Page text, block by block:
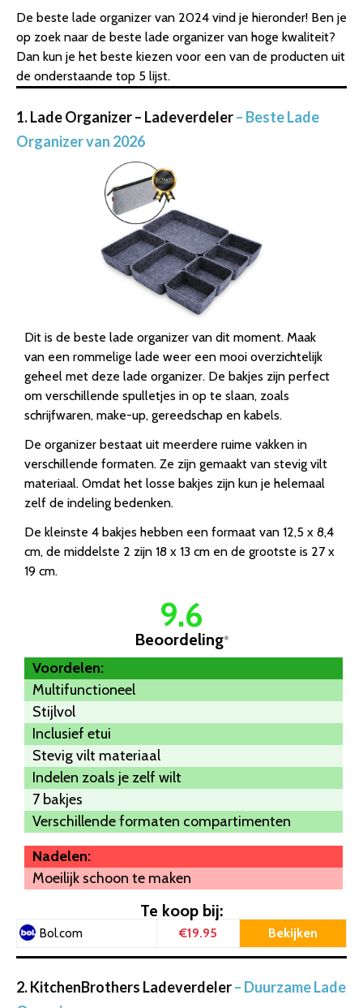
De beste lade organizer van 2024 vind je hieronder! Ben je
op zoek naar de beste lade organizer van hoge kwaliteit?
Dan kun je het beste kiezen voor een van de producten uit
de onderstaande top 5 lijst.
1. Lade Organizer – Ladeverdeler– Beste Lade
Organizer van 2026
Dit is de beste lade organizer van dit moment. Maak
van een rommelige lade weer een mooi overzichtelijk
geheel met deze lade organizer. De bakjes zijn perfect
om verschillende spulletjes in op te slaan, zoals
schrijfwaren, make-up, gereedschap en kabels.
De organizer bestaat uit meerdere ruime vakken in
verschillende formaten. Ze zijn gemaakt van stevig vilt
materiaal. Omdat het losse bakjes zijn kun je helemaal
zelf de indeling bedenken.
De kleinste 4 bakjes hebben een formaat van 12,5 x 8,4
cm, de middelste 2 zijn 18 x 13 cm en de grootste is 27 x
19 cm.
9.6
Beoordeling*
Voordelen:
Multifunctioneel
Stijlvol
Inclusief etui
Stevig vilt materiaal
Indelen zoals je zelf wilt
7 bakjes
Verschillende formaten compartimenten
Nadelen:
Moeilijk schoon te maken
Te koop bij:
Bol.com €19.95 Bekijken
2. KitchenBrothers Ladeverdeler– Duurzame Lade